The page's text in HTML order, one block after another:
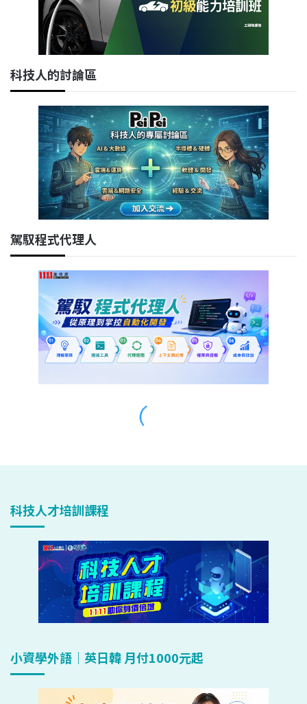
科技人才培訓課程
小資學外語｜英日韓 月付1000元起